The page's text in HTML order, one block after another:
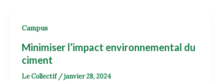
Campus
Minimiser l’impact environnemental du
ciment
Le Collectif /janvier 28, 2024